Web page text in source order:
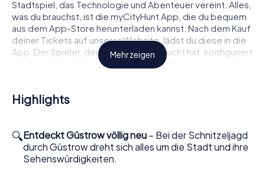
Stadtspiel, das Technologie und Abenteuer vereint. Alles,
was du brauchst, ist die myCityHunt App, die du bequem
aus dem App-Store herunterladen kannst. Nach dem Kauf
deiner Tickets auf unserer Website, lädst du diese in die
App. Der Spieler, der die Tickets gebucht hat, konfiguriert
die Tour: Anzahl der Spieler, Teams und die gewünschte
Jeder Spieler wählt eine Rolle – sei es Fotograf, Detektiv
Tour und lasst das Abenteuer beginnen!
Was dich bei einer Schnitzeljagd in
Mehr zeigen
Highlights
🔍Entdeckt Güstrow völlig neu – Bei der Schnitzeljagd
durch Güstrow dreht sich alles um die Stadt und ihre
Sehenswürdigkeiten.